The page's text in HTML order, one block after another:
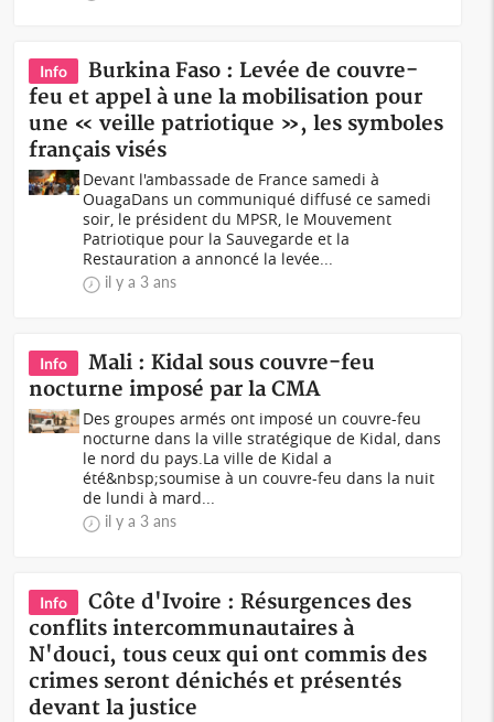
Info
Burkina Faso : Levée de couvre-
feu et appel à une la mobilisation pour
une « veille patriotique », les symboles
français visés
Devant l'ambassade de France samedi à
OuagaDans un communiqué diffusé ce samedi
soir, le président du MPSR, le Mouvement
Patriotique pour la Sauvegarde et la
Restauration a annoncé la levée...
il y a 3 ans
Info
Mali : Kidal sous couvre-feu
nocturne imposé par la CMA
Des groupes armés ont imposé un couvre-feu
nocturne dans la ville stratégique de Kidal, dans
le nord du pays.La ville de Kidal a
été&nbsp;soumise à un couvre-feu dans la nuit
de lundi à mard...
il y a 3 ans
Info
Côte d'Ivoire : Résurgences des
conflits intercommunautaires à
N'douci, tous ceux qui ont commis des
crimes seront dénichés et présentés
devant la justice